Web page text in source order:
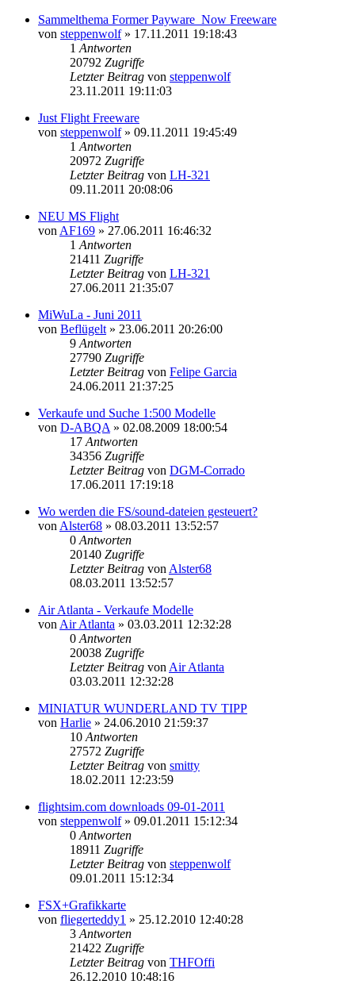
Sammelthema Former Payware_Now Freeware
von steppenwolf» 17.11.2011 19:18:43
1 Antworten
20792 Zugriffe
Letzter Beitrag von steppenwolf
23.11.2011 19:11:03
Just Flight Freeware
von steppenwolf» 09.11.2011 19:45:49
1 Antworten
20972 Zugriffe
Letzter Beitrag von LH-321
09.11.2011 20:08:06
NEU MS Flight
von AF169 » 27.06.2011 16:46:32
1 Antworten
21411 Zugriffe
Letzter Beitrag von LH-321
27.06.2011 21:35:07
MiWuLa - Juni 2011
von Beflügelt » 23.06.2011 20:26:00
9 Antworten
27790 Zugriffe
Letzter Beitrag von Felipe Garcia
24.06.2011 21:37:25
Verkaufe und Suche 1:500 Modelle
von D-ABQA » 02.08.2009 18:00:54
17 Antworten
34356 Zugriffe
Letzter Beitrag von DGM-Corrado
17.06.2011 17:19:18
Wo werden die FS/sound-dateien gesteuert?
von Alster68 » 08.03.2011 13:52:57
0 Antworten
20140 Zugriffe
Letzter Beitrag von Alster68
08.03.2011 13:52:57
Air Atlanta - Verkaufe Modelle
von Air Atlanta » 03.03.2011 12:32:28
0 Antworten
20038 Zugriffe
Letzter Beitrag von Air Atlanta
03.03.2011 12:32:28
MINIATUR WUNDERLAND TV TIPP
von Harlie » 24.06.2010 21:59:37
10 Antworten
27572 Zugriffe
Letzter Beitrag von smitty
18.02.2011 12:23:59
flightsim.com downloads 09-01-2011
von steppenwolf» 09.01.2011 15:12:34
0 Antworten
18911 Zugriffe
Letzter Beitrag von steppenwolf
09.01.2011 15:12:34
FSX+Grafikkarte
von fliegerteddy1 » 25.12.2010 12:40:28
3 Antworten
21422 Zugriffe
Letzter Beitrag von THFOffi
26.12.2010 10:48:16